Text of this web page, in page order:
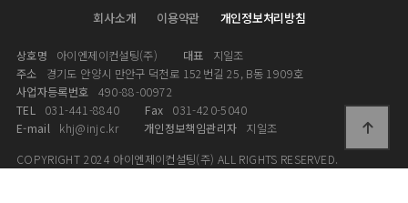
회사소개 이용약관 개인정보처리방침
상호명 아이엔제이컨설팅(주) 대표
지일조
주소
경기도 안양시 만안구 덕천로 152번길 25, B동 1909호
사업자등록번호
490-88-00972
TEL
031-441-8840 Fax
031-420-5040
E-mail
khj@injc.kr 개인정보책임관리자
지일조
COPYRIGHT 2024 아이엔제이컨설팅(주) ALL RIGHTS RESERVED.